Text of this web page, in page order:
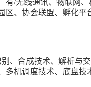
区、协会联盟、孵化平
、合成技术、解析与
多机调度技术、底盘技